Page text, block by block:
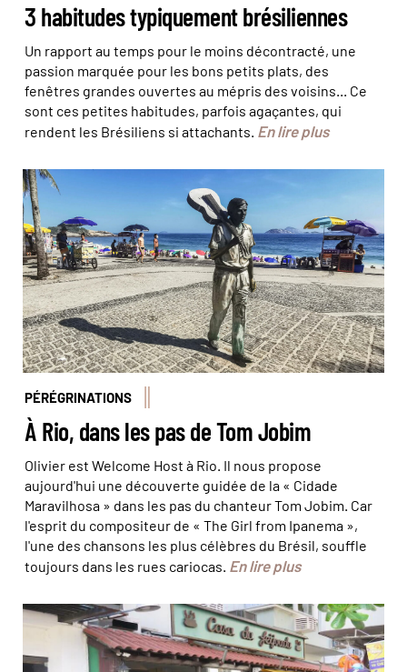
3 habitudes typiquement brésiliennes
Un rapport au temps pour le moins décontracté, une
passion marquée pour les bons petits plats, des
fenêtres grandes ouvertes au mépris des voisins... Ce
sont ces petites habitudes, parfois agaçantes, qui
rendent les Brésiliens si attachants. En lire plus
Le long des plages, on peut trouver de nombreuses
statues, dont celle de Tom Jobim à Ipanema. © Frederic
Reglain/Alamy/hemis
PÉRÉGRINATIONS
À Rio, dans les pas de Tom Jobim
Olivier est Welcome Host à Rio. Il nous propose
aujourd'hui une découverte guidée de la « Cidade
Maravilhosa » dans les pas du chanteur Tom Jobim. Car
l'esprit du compositeur de « The Girl from Ipanema »,
l'une des chansons les plus célèbres du Brésil, souffle
toujours dans les rues cariocas. En lire plus
Rio a sa propre Maison de la feijoada ! © Olivier Bodart
(@BeatIt!)